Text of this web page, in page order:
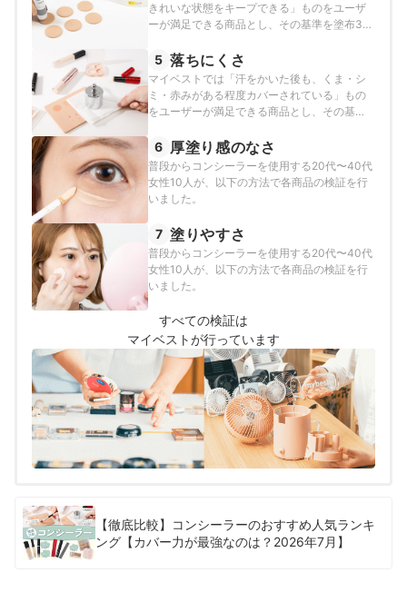
きれいな状態をキープできる」ものをユーザ
ーが満足できる商品とし、その基準を塗布3時
び割れはない状態と定めて以下の方法で検証
を行いました。
5 落ちにくさ
マイベストでは「汗をかいた後も、くま・シ
ミ・赤みがある程度カバーされている」もの
をユーザーが満足できる商品とし、その基準
たものとそこに人工汗液を噴霧したものとの
色差が1.0以下と定めて以下の方法で検証を行
いました。
6 厚塗り感のなさ
普段からコンシーラーを使用する20代〜40代
女性10人が、以下の方法で各商品の検証を行
いました。
7 塗りやすさ
普段からコンシーラーを使用する20代〜40代
女性10人が、以下の方法で各商品の検証を行
いました。
すべての検証は
マイベストが行っています
【徹底比較】コンシーラーのおすすめ人気ランキ
ング【カバー力が最強なのは？2026年7月】